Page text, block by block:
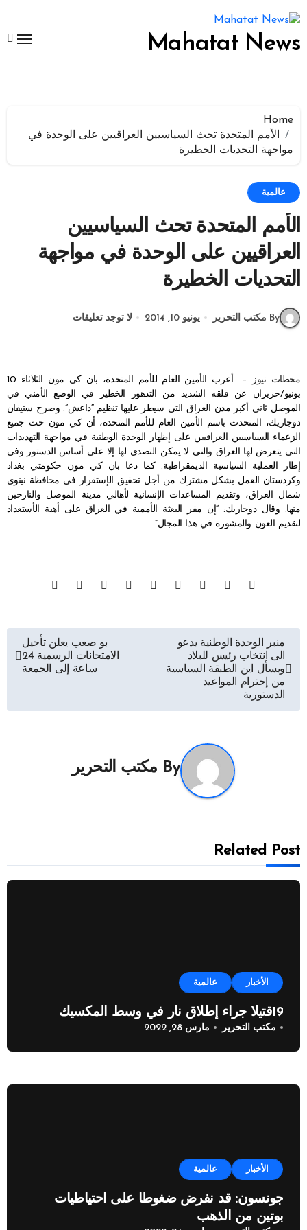
إلى
المحتوى
Mahatat News
Home
الأمم المتحدة تحث السياسيين العراقيين على الوحدة في
مواجهة التحديات الخطيرة
عالمية
الأمم المتحدة تحث السياسيين
العراقيين على الوحدة في مواجهة
التحديات الخطيرة
By مكتب التحرير يونيو 10, 2014 لا توجد تعليقات
محطات نيوز –
أعرب الأمين العام للأمم المتحدة، بان كي مون الثلاثاء 10
يونيو/حزيران عن قلقه الشديد من التدهور الخطير في الوضع الأمني في
الموصل ثاني أكبر مدن العراق التي سيطر عليها تنظيم “داعش”. وصرح ستيفان
دوجاريك، المتحدث باسم الأمين العام للأمم المتحدة، أن كي مون حث جميع
الزعماء السياسيين العراقيين على إظهار الوحدة الوطنية في مواجهة التهديدات
التي يتعرض لها العراق والتي لا يمكن التصدي لها إلا على أساس الدستور وفي
إطار العملية السياسية الديمقراطية. كما دعا بان كي مون حكومتي بغداد
وكردستان العمل بشكل مشترك من أجل تحقيق الإستقرار في محافظة نينوى
شمال العراق، وتقديم المساعدات الإنسانية لأهالي مدينة الموصل والنازحين
منها. وقال دوجاريك: “إن مقر البعثة الأممية في العراق على أهبة الأستعداد
لتقديم العون والمشورة في هذا المجال”.
تصفّح
المقالات
منبر الوحدة الوطنية يدعو
الى انتخاب رئيس للبلاد
ويسأل اين الطبقة السياسية
من إحترام المواعيد
الدستورية
بو صعب يعلن تأجيل
الامتحانات الرسمية 24
ساعة إلى الجمعة
By مكتب التحرير
Related Post
الأخبار عالمية
19قتيلا جراء إطلاق نار في وسط المكسيك
مكتب التحرير مارس 28, 2022
الأخبار عالمية
جونسون: قد نفرض ضغوطا على احتياطيات
بوتين من الذهب